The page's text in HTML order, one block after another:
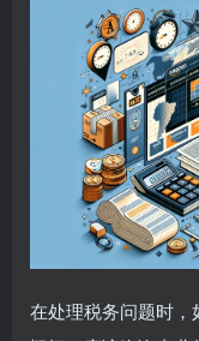
在处理税务问题时